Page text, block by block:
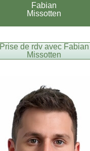
Fabian
Missotten
Prise de rdv avec Fabian
Missotten